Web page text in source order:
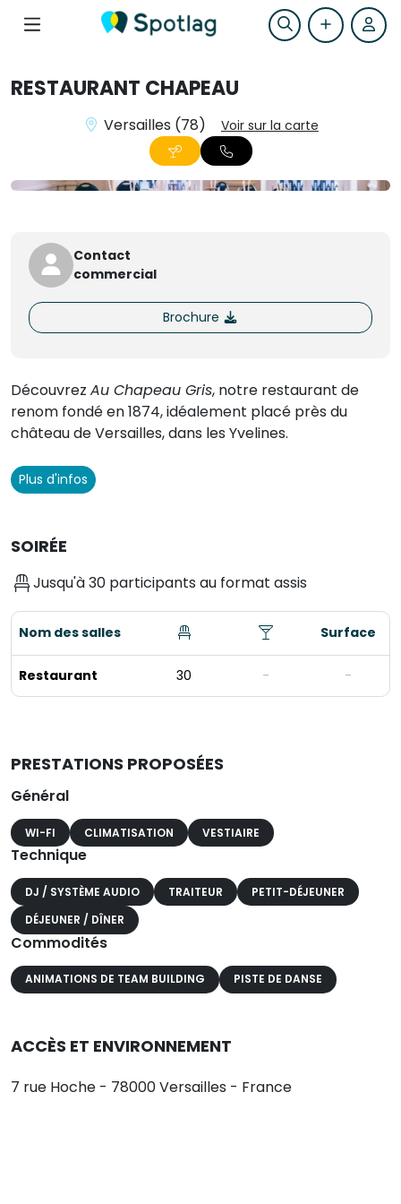
RESTAURANT CHAPEAU
Versailles (78) Voir sur la carte
Contact
commercial
Brochure
Découvrez Au Chapeau Gris, notre restaurant de
renom fondé en 1874, idéalement placé près du
château de Versailles, dans les Yvelines.
Plus d'infos
SOIRÉE
Jusqu'à 30 participants au format assis
Nom des salles Surface
Restaurant 30 - -
PRESTATIONS PROPOSÉES
Général
WI-FI CLIMATISATION VESTIAIRE
Technique
DJ / SYSTÈME AUDIO TRAITEUR
PETIT-DÉJEUNER
DÉJEUNER / DÎNER
Commodités
ANIMATIONS DE TEAM BUILDING PISTE DE DANSE
ACCÈS ET ENVIRONNEMENT
7 rue Hoche - 78000 Versailles - France